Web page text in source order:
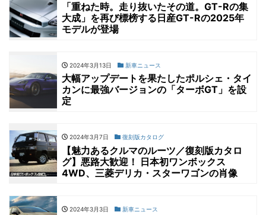
「重ねた時。走り抜いたその道。GT-Rの集
大成」を再び標榜する日産GT-Rの2025年
モデルが登場
2024年3月13日 新車ニュース
大幅アップデートを果たしたポルシェ・タイ
カンに最強バージョンの「ターボGT」を設
定
2024年3月7日 復刻版カタログ
【魅力あるクルマのルーツ／復刻版カタロ
グ】悪路大歓迎！ 日本初ワンボックス
4WD、三菱デリカ・スターワゴンの肖像
2024年3月3日 新車ニュース